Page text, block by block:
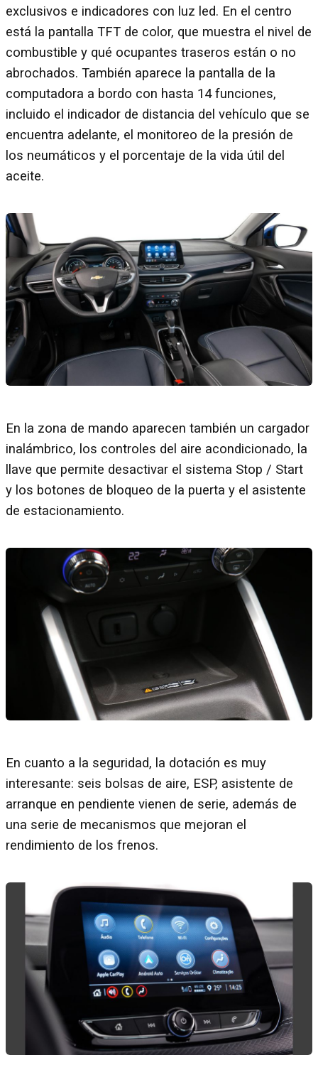
exclusivos e indicadores con luz led. En el centro
está la pantalla TFT de color, que muestra el nivel de
combustible y qué ocupantes traseros están o no
abrochados. También aparece la pantalla de la
computadora a bordo con hasta 14 funciones,
incluido el indicador de distancia del vehículo que se
encuentra adelante, el monitoreo de la presión de
los neumáticos y el porcentaje de la vida útil del
aceite.
En la zona de mando aparecen también un cargador
inalámbrico, los controles del aire acondicionado, la
llave que permite desactivar el sistema Stop / Start
y los botones de bloqueo de la puerta y el asistente
de estacionamiento.
En cuanto a la seguridad, la dotación es muy
interesante: seis bolsas de aire, ESP, asistente de
arranque en pendiente vienen de serie, además de
una serie de mecanismos que mejoran el
rendimiento de los frenos.